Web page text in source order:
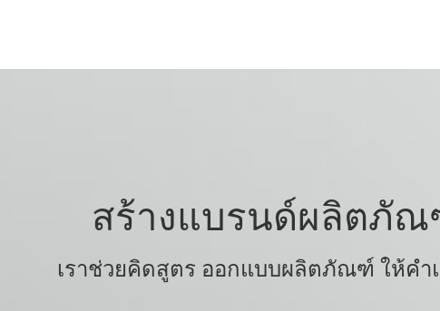
สร้างแบรนด์ผลิตภัณ
เราช่วยคิดสูตร ออกแบบผลิตภัณฑ์ ให้ค